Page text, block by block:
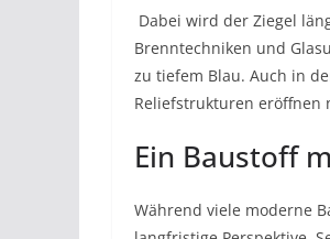
​Dabei wird der Ziegel
Brenntechniken und
zu tiefem Blau. Auch in
Reliefstrukturen eröffnen
Ein Baustoff
Während viele moderne